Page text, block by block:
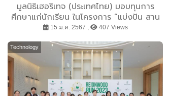
มูลนิธิเฮอริเทจ (ประเทศไทย) มอบทุนการ
ศึกษาแก่นักเรียน ในโครงการ “แบ่งปัน สาน
ฝันการศึกษา” ครั้งที่ 6 ส่งเสริมการศึกษา
สร้างคุณค่าสู่สังคม ณ จังหวัดมหาสารคาม
15 ม.ค. 2567 , 407 Views
Technology